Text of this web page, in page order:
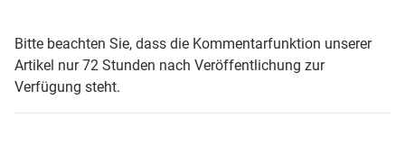
Bitte beachten Sie, dass die Kommentarfunktion unserer
Artikel nur 72 Stunden nach Veröffentlichung zur
Verfügung steht.